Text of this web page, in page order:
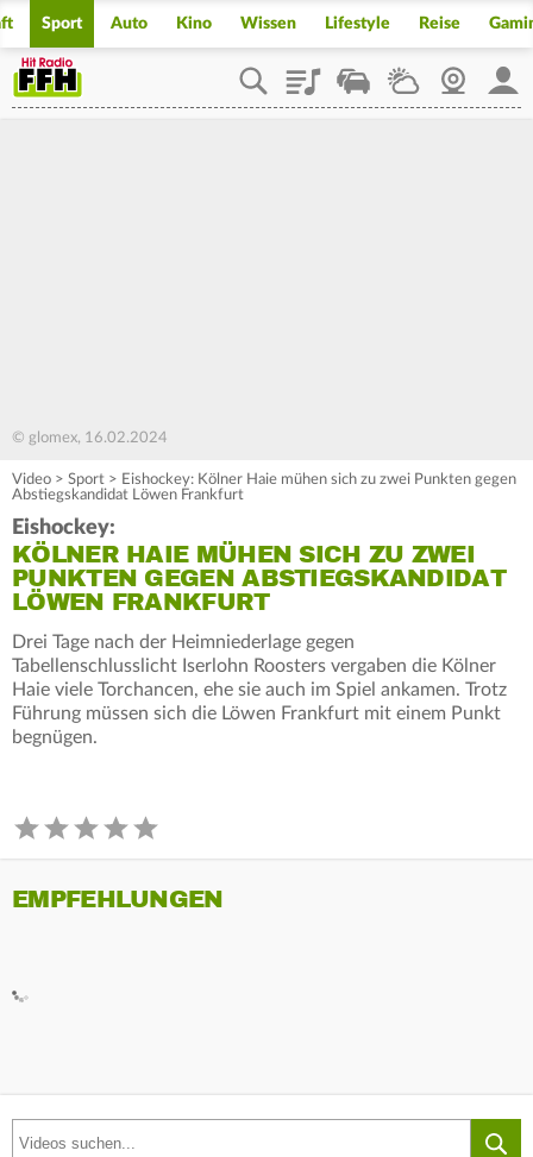
Sport Auto Kino Wissen Lifestyle Reise
PlaylistStaupilotWetterWebcam
© glomex, 16.02.2024
Video > Sport > Eishockey: Kölner Haie mühen sich zu zwei Punkten gegen
Abstiegskandidat Löwen Frankfurt
Eishockey:
KÖLNER HAIE MÜHEN SICH ZU ZWEI
PUNKTEN GEGEN ABSTIEGSKANDIDAT
LÖWEN FRANKFURT
Drei Tage nach der Heimniederlage gegen
Tabellenschlusslicht Iserlohn Roosters vergaben die Kölner
Haie viele Torchancen, ehe sie auch im Spiel ankamen. Trotz
Führung müssen sich die Löwen Frankfurt mit einem Punkt
begnügen.
EMPFEHLUNGEN